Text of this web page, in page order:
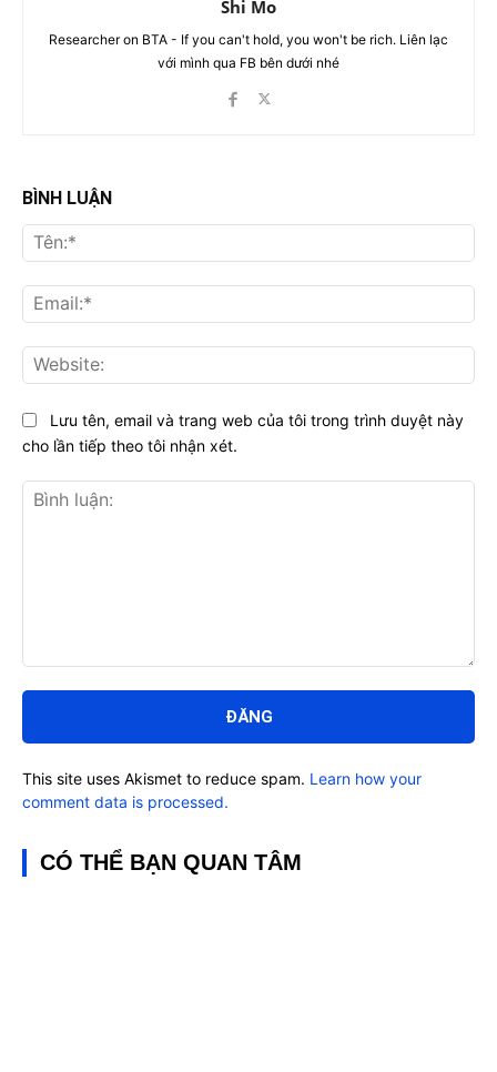
Shi Mo
Researcher on BTA - If you can't hold, you won't be rich. Liên lạc
với mình qua FB bên dưới nhé
BÌNH LUẬN
luận:
Lưu tên, email và trang web của tôi trong trình duyệt này
cho lần tiếp theo tôi nhận xét.
This site uses Akismet to reduce spam. Learn how your
comment data is processed.
CÓ THỂ BẠN QUAN TÂM